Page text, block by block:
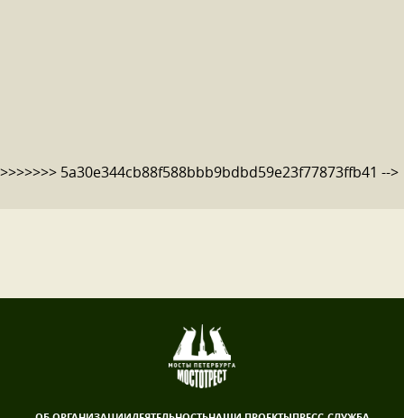
>>>>>>> 5a30e344cb88f588bbb9bdbd59e23f77873ffb41 -->